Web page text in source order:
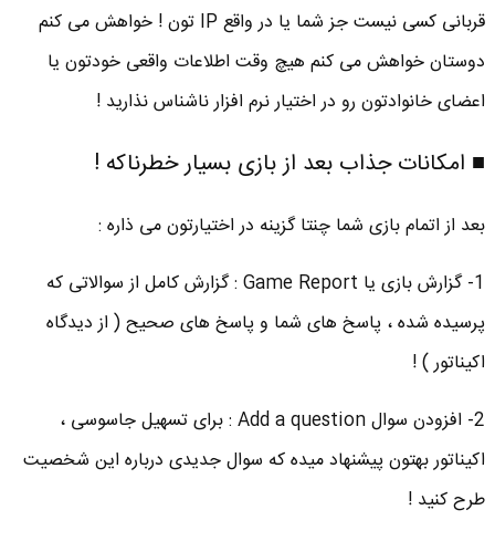
قربانی کسی نیست جز شما یا در واقع IP تون ! خواهش می کنم
دوستان خواهش می کنم هیچ وقت اطلاعات واقعی خودتون یا
اعضای خانوادتون رو در اختیار نرم افزار ناشناس نذارید !
■ امکانات جذاب بعد از بازی بسیار خطرناکه !
بعد از اتمام بازی شما چنتا گزینه در اختیارتون می ذاره :
1- گزارش بازی یا Game Report : گزارش کامل از سوالاتی که
پرسیده شده ، پاسخ های شما و پاسخ های صحیح ( از دیدگاه
اکیناتور ) !
2- افزودن سوال Add a question : برای تسهیل جاسوسی ،
اکیناتور بهتون پیشنهاد میده که سوال جدیدی درباره این شخصیت
طرح کنید !